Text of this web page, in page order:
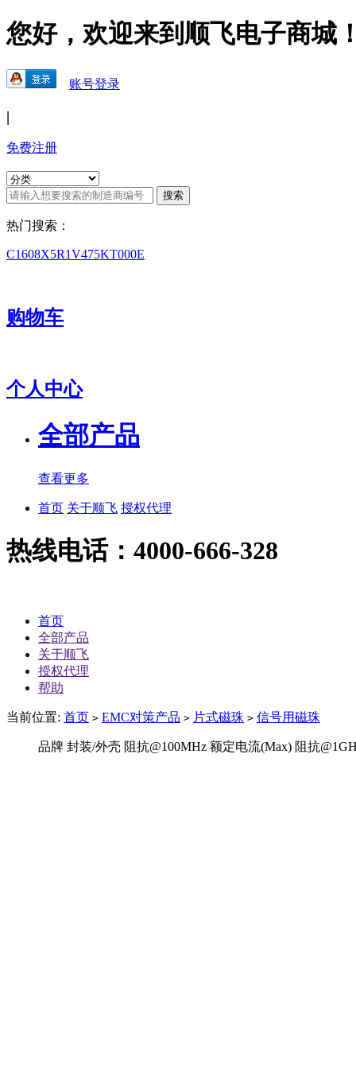
您好，欢迎来到顺飞电子商城
账号登录
|
免费注册
热门搜索：
C1608X5R1V475KT000E
购物车
个人中心
全部产品
查看更多
首页 关于顺飞 授权代理
热线电话：4000-666-328
首页
全部产品
关于顺飞
授权代理
帮助
当前位置: 首页 > EMC对策产品 > 片式磁珠 > 信号用磁珠
品牌 封装/外壳 阻抗@100MHz 额定电流(Max) 阻抗